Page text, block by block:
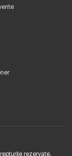
rezervate.